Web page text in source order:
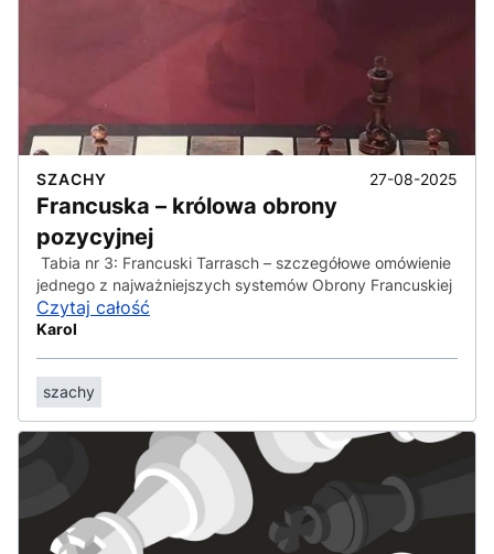
SZACHY 27-08-2025
Francuska – królowa obrony
pozycyjnej
Tabia nr 3: Francuski Tarrasch – szczegółowe omówienie
jednego z najważniejszych systemów Obrony Francuskiej
Czytaj całość
Karol
szachy